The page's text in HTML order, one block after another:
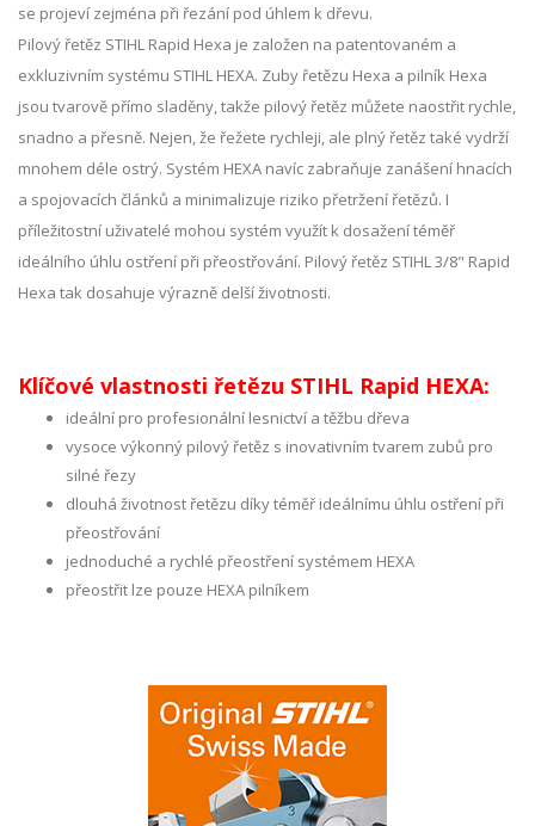
se projeví zejména při řezání pod úhlem k dřevu.
Pilový řetěz STIHL Rapid Hexa je založen na patentovaném a
exkluzivním systému STIHL HEXA. Zuby řetězu Hexa a pilník Hexa
jsou tvarově přímo sladěny, takže pilový řetěz můžete naostřit rychle,
snadno a přesně. Nejen, že řežete rychleji, ale plný řetěz také vydrží
mnohem déle ostrý. Systém HEXA navíc zabraňuje zanášení hnacích
a spojovacích článků a minimalizuje riziko přetržení řetězů. I
příležitostní uživatelé mohou systém využít k dosažení téměř
ideálního úhlu ostření při přeostřování. Pilový řetěz STIHL 3/8" Rapid
Hexa tak dosahuje výrazně delší životnosti.
Klíčové vlastnosti řetězu STIHL Rapid HEXA:
ideální pro profesionální lesnictví a těžbu dřeva
vysoce výkonný pilový řetěz s inovativním tvarem zubů pro
silné řezy
dlouhá životnost řetězu díky téměř ideálnímu úhlu ostření při
přeostřování
jednoduché a rychlé přeostření systémem HEXA
přeostřit lze pouze HEXA pilníkem